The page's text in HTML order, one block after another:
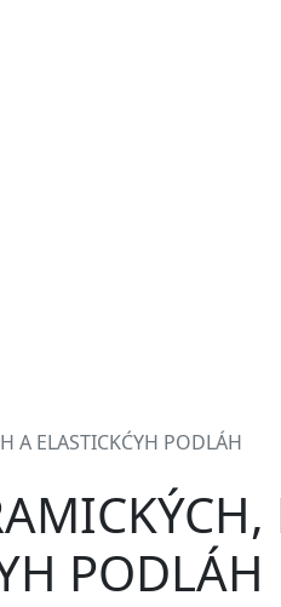
A ELASTICKĆYH PODLÁH
PODLÁH